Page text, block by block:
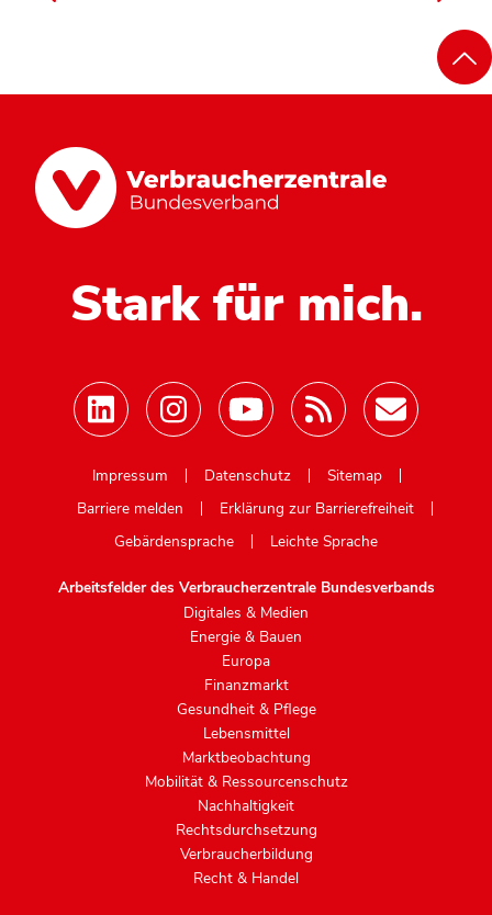
Stark für mich.
Impressum
Datenschutz
Sitemap
Barriere melden
Erklärung zur Barrierefreiheit
Gebärdensprache
Leichte Sprache
Arbeitsfelder des Verbraucherzentrale Bundesverbands
Digitales & Medien
Energie & Bauen
Europa
Finanzmarkt
Gesundheit & Pflege
Lebensmittel
Marktbeobachtung
Mobilität & Ressourcenschutz
Nachhaltigkeit
Rechtsdurchsetzung
Verbraucherbildung
Recht & Handel